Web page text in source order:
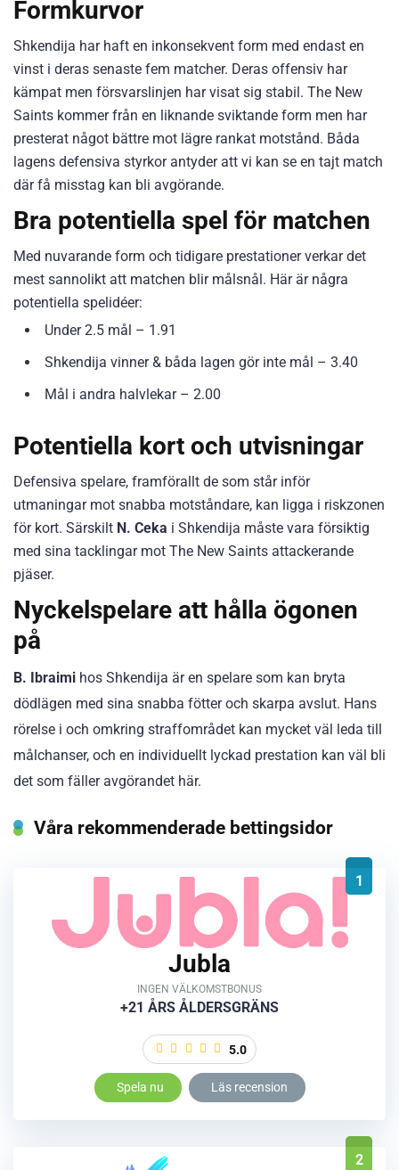
Formkurvor
Shkendija har haft en inkonsekvent form med endast en
vinst i deras senaste fem matcher. Deras offensiv har
kämpat men försvarslinjen har visat sig stabil. The New
Saints kommer från en liknande sviktande form men har
presterat något bättre mot lägre rankat motstånd. Båda
lagens defensiva styrkor antyder att vi kan se en tajt match
där få misstag kan bli avgörande.
Bra potentiella spel för matchen
Med nuvarande form och tidigare prestationer verkar det
mest sannolikt att matchen blir målsnål. Här är några
potentiella spelidéer:
Under 2.5 mål – 1.91
Shkendija vinner & båda lagen gör inte mål – 3.40
Mål i andra halvlekar – 2.00
Potentiella kort och utvisningar
Defensiva spelare, framförallt de som står inför
utmaningar mot snabba motståndare, kan ligga i riskzonen
för kort. Särskilt N. Ceka i Shkendija måste vara försiktig
med sina tacklingar mot The New Saints attackerande
pjäser.
Nyckelspelare att hålla ögonen
på
B. Ibraimi hos Shkendija är en spelare som kan bryta
dödlägen med sina snabba fötter och skarpa avslut. Hans
rörelse i och omkring straffområdet kan mycket väl leda till
målchanser, och en individuellt lyckad prestation kan väl bli
det som fäller avgörandet här.
Våra rekommenderade bettingsidor
1
Jubla
INGEN VÄLKOMSTBONUS
+21 ÅRS ÅLDERSGRÄNS
5.0
Spela nu Läs recension
2